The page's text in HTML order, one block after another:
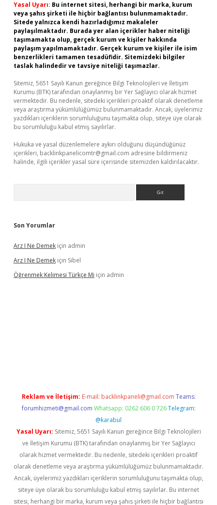
Yasal Uyarı: Bu internet sitesi, herhangi bir marka, kurum
veya şahıs şirketi ile hiçbir bağlantısı bulunmamaktadır.
Sitede yalnızca kendi hazırladığımız makaleler
paylaşılmaktadır. Burada yer alan içerikler haber niteliği
taşımamakta olup, gerçek kurum ve kişiler hakkında
paylaşım yapılmamaktadır. Gerçek kurum ve kişiler ile isim
benzerlikleri tamamen tesadüfidir. Sitemizdeki bilgiler
taslak halindedir ve tavsiye niteliği taşımazlar.
Sitemiz, 5651 Sayılı Kanun gereğince Bilgi Teknolojileri ve İletişim
Kurumu (BTK) tarafından onaylanmış bir Yer Sağlayıcı olarak hizmet
vermektedir. Bu nedenle, sitedeki içerikleri proaktif olarak denetleme
veya araştırma yükümlülüğümüz bulunmamaktadır. Ancak, üyelerimiz
yazdıkları içeriklerin sorumluluğunu taşımakta olup, siteye üye olarak
bu sorumluluğu kabul etmiş sayılırlar.
Hukuka ve yasal düzenlemelere aykırı olduğunu düşündüğünüz
içerikleri, backlinkpanelicomtr@gmail.com adresine bildirmeniz
halinde, ilgili içerikler yasal süre içerisinde sitemizden kaldırılacaktır.
Son Yorumlar
Arz I Ne Demek için admin
Arz I Ne Demek için Sibel
Öğrenmek Kelimesi Türkçe Mi için admin
Reklam ve İletişim: E-mail: backlinkpaneli@gmail.com Teams:
forumhizmeti@gmail.com Whatsapp: 0262 606 0 726 Telegram:
@karabul
Yasal Uyarı: Sitemiz, 5651 Sayılı Kanun gereğince Bilgi Teknolojileri
ve İletişim Kurumu (BTK) tarafından onaylanmış bir Yer Sağlayıcı
olarak hizmet vermektedir. Bu nedenle, sitedeki içerikleri proaktif
olarak denetleme veya araştırma yükümlülüğümüz bulunmamaktadır.
Ancak, üyelerimiz yazdıkları içeriklerin sorumluluğunu taşımakta olup,
siteye üye olarak bu sorumluluğu kabul etmiş sayılırlar. Bu internet
sitesi, herhangi bir marka, kurum veya şahıs şirketi ile hiçbir bağlantısı